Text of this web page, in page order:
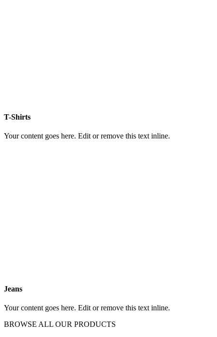
T-Shirts
Your content goes here. Edit or remove this text inline.
Jeans
Your content goes here. Edit or remove this text inline.
BROWSE ALL OUR PRODUCTS